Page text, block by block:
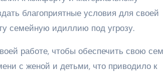
благоприятные условия для своей
семейную идиллию под угрозу.
работе, чтобы обеспечить свою
с женой и детьми, что приводило к